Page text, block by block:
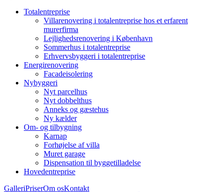
Totalentreprise
Villarenovering i totalentreprise hos et erfarent
murerfirma
Lejlighedsrenovering i København
Sommerhus i totalentreprise
Erhvervsbyggeri i totalentreprise
Energirenovering
Facadeisolering
Nybyggeri
Nyt parcelhus
Nyt dobbelthus
Anneks og gæstehus
Ny kælder
Om- og tilbygning
Karnap
Forhøjelse af villa
Muret garage
Dispensation til byggetilladelse
Hovedentreprise
GalleriPriserOm osKontakt